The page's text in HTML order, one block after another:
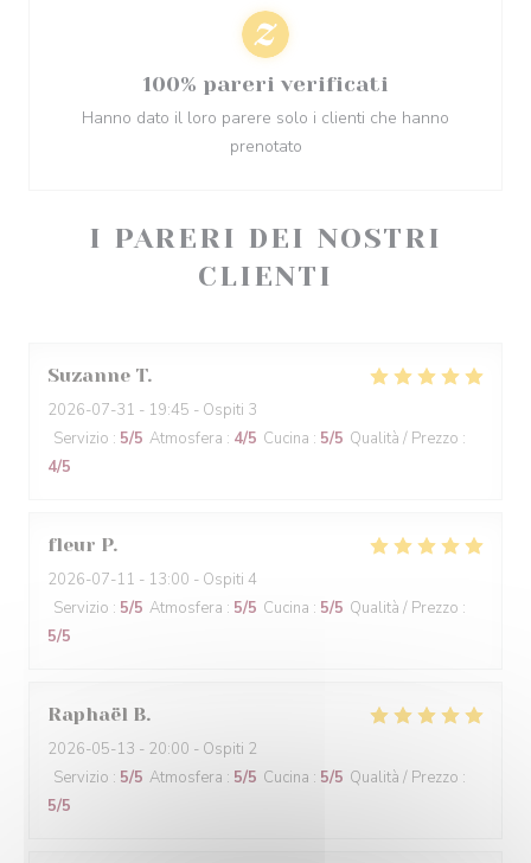
I PARERI DEI NOSTRI
CLIENTI
Suzanne T
2026-07-31 - 19:45 - Ospiti 3
Servizio : 5/5 Atmosfera : 4/5 Cucina : 5/5 Qualità / Prezzo :
4/5
fleur P
2026-07-11 - 13:00 - Ospiti 4
Servizio : 5/5 Atmosfera : 5/5 Cucina : 5/5 Qualità / Prezzo :
5/5
Raphaël B
2026-05-13 - 20:00 - Ospiti 2
Servizio : 5/5 Atmosfera : 5/5 Cucina : 5/5 Qualità / Prezzo :
5/5
100% pareri verificati
Hanno dato il loro parere solo i clienti che hanno
prenotato